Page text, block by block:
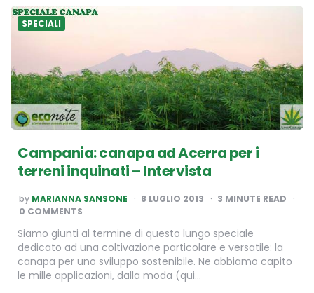
SPECIALI
Campania: canapa ad Acerra per i
terreni inquinati – Intervista
POSTED
BY
by MARIANNA SANSONE 8 LUGLIO 2013 3 MINUTE READ
0 COMMENTS
Siamo giunti al termine di questo lungo speciale
dedicato ad una coltivazione particolare e versatile: la
canapa per uno sviluppo sostenibile. Ne abbiamo capito
le mille applicazioni, dalla moda (qui…